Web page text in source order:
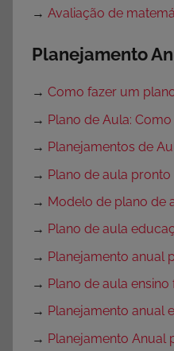
→ Avaliação de
Planejamento
→ Como fazer um
→ Plano de Aula:
→ Planejamentos de
→ Plano de aula pronto
→ Modelo de plano de
→ Plano de aula
→ Planejamento anual
→ Plano de aula
→ Planejamento anual
→ Planejamento Anual